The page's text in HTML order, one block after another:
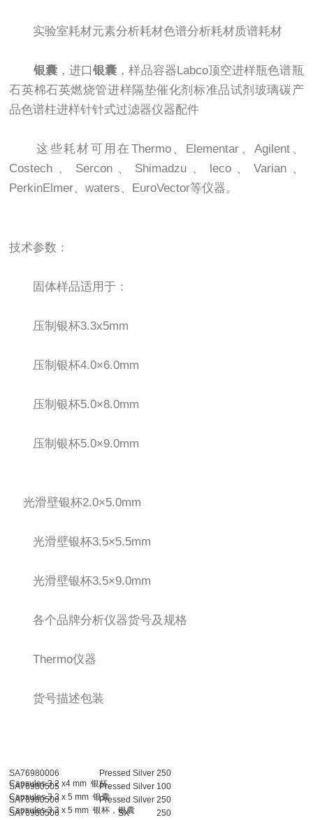
实验室耗材元素分析耗材色谱分析耗材质谱耗材
银囊，进口银囊 ，样品容器Labco顶空进样瓶色谱瓶
石英棉石英燃烧管进样隔垫催化剂标准品试剂玻璃碳产
品色谱柱进样针针式过滤器仪器配件
这些耗材可用在Thermo、Elementar、Agilent、
Costech、Sercon、Shimadzu、leco、Varian、
PerkinElmer、waters、EuroVector等仪器。
技术参数：
固体样品适用于：
压制银杯3.3x5mm
压制银杯4.0×6.0mm
压制银杯5.0×8.0mm
压制银杯5.0×9.0mm
光滑壁银杯2.0×5.0mm
光滑壁银杯3.5×5.5mm
光滑壁银杯3.5×9.0mm
各个品牌分析仪器货号及规格
Thermo仪器
货号描述包装
SA76980006 Pressed Silver
Capsules 3.2 x4 mm银杯
250
SA76980505 Pressed Silver
Capsules 3.3 x 5 mm银囊
100
SA76980506 Pressed Silver
Capsules 3.3 x 5 mm银杯，银囊
250
SA76980506 SX
250